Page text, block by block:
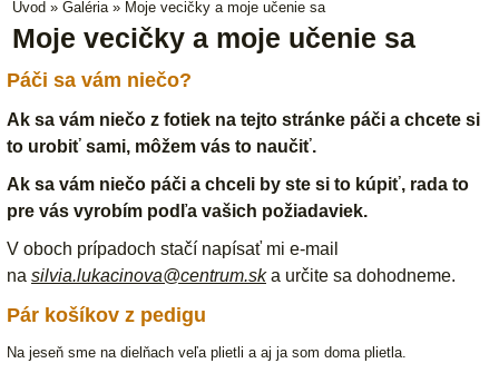
Úvod » Galéria» Moje vecičky a moje učenie sa
Moje vecičky a moje učenie sa
Páči sa vám niečo?
Ak sa vám niečo z fotiek na tejto stránke páči a chcete si
to urobiť sami, môžem vás to naučiť.
Ak sa vám niečo páči a chceli by ste si to kúpiť, rada to
pre vás vyrobím podľa vašich požiadaviek.
V oboch prípadoch stačí napísať mi e-mail
na silvia.lukacinova@centrum.ska určite sa dohodneme.
Pár košíkov z pedigu
Na jeseň sme na dielňach veľa plietli a aj ja som doma plietla.